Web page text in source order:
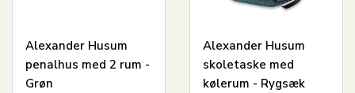
Alexander Husum
penalhus med 2 rum -
Grøn
Alexander Husum
skoletaske med
kølerum - Rygsæk